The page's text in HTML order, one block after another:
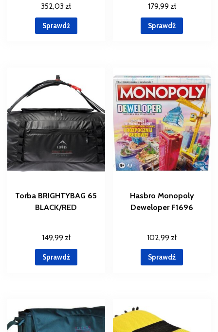
352,03 zł
Sprawdź
179,99 zł
Sprawdź
Torba BRIGHTYBAG 65
BLACK/RED
149,99 zł
Sprawdź
Hasbro Monopoly
Deweloper F1696
102,99 zł
Sprawdź